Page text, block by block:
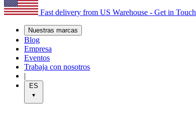
Fast delivery from US Warehouse - Get in Touch
Nuestras marcas
Blog
Empresa
Eventos
Trabaja con nosotros
|
ES